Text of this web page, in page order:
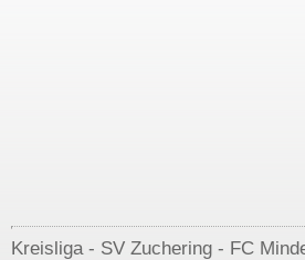
Kreisliga - SV Zuchering - FC